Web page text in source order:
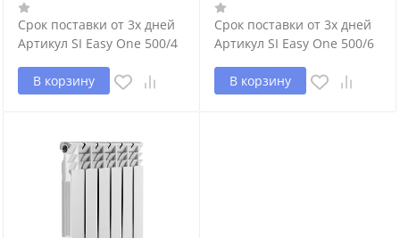
Срок поставки от 3х дней
Артикул SI Easy One 500/4
В корзину
Срок поставки от 3х дней
Артикул SI Easy One 500/6
В корзину